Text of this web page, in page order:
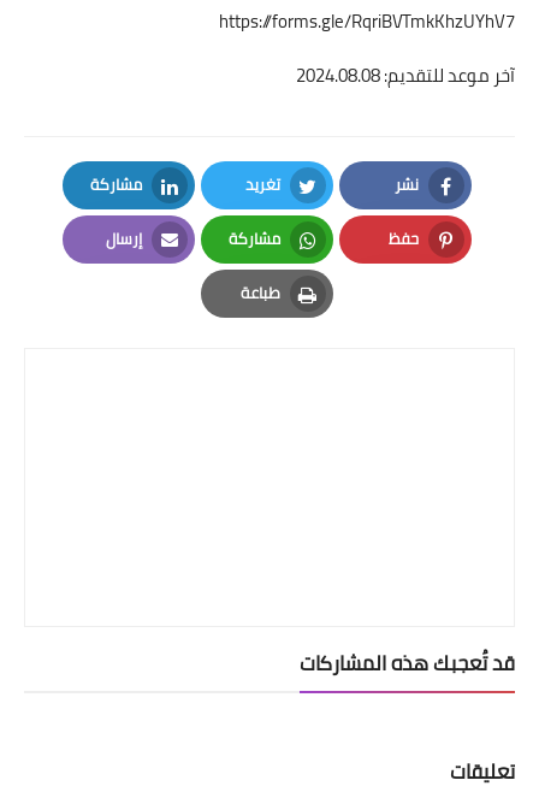
https://forms.gle/RqriBVTmkKhzUYhV7
آخر موعد للتقديم: 2024.08.08
نشر
Facebook
تغريد
Twitter
مشاركة
LinkedIn
حفظ
Pinterest
مشاركة
Whatsapp
إرسال
Email
طباعة
Print
قد تُعجبك هذه المشاركات
تعليقات